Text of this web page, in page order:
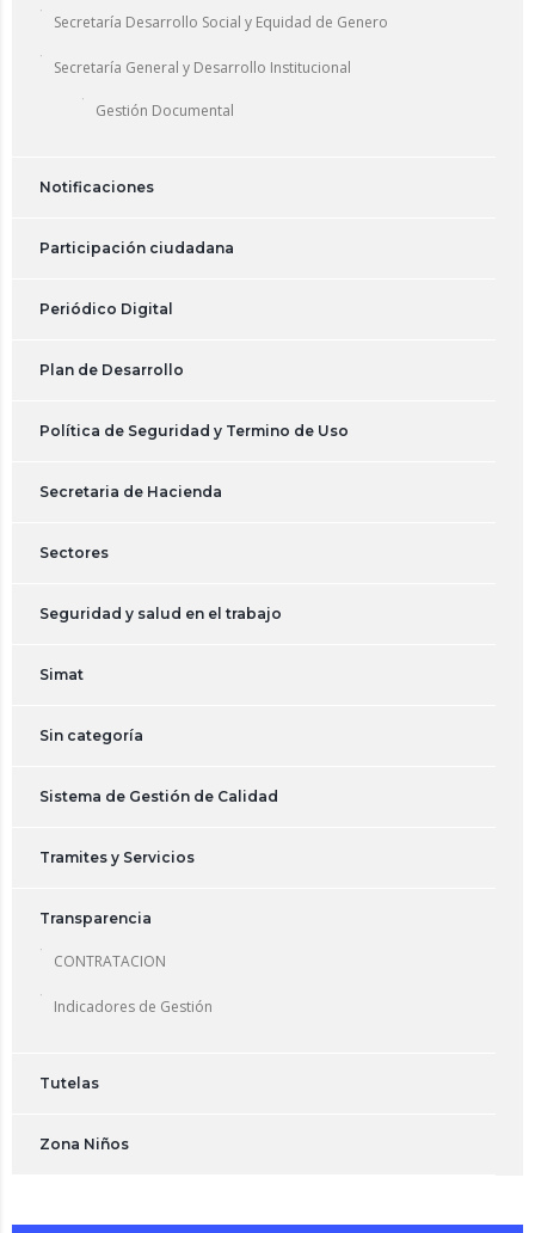
Secretaría Desarrollo Social y Equidad de Genero
Secretaría General y Desarrollo Institucional
Gestión Documental
Notificaciones
Participación ciudadana
Periódico Digital
Plan de Desarrollo
Política de Seguridad y Termino de Uso
Secretaria de Hacienda
Sectores
Seguridad y salud en el trabajo
Simat
Sin categoría
Sistema de Gestión de Calidad
Tramites y Servicios
Transparencia
CONTRATACION
Indicadores de Gestión
Tutelas
Zona Niños